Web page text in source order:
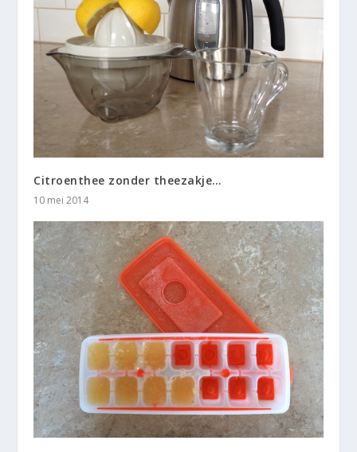
Citroenthee zonder theezakje…
10 mei 2014